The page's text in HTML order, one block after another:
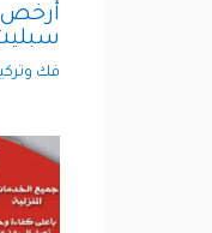
أرخص
سبليت
فك وتركيب/
15